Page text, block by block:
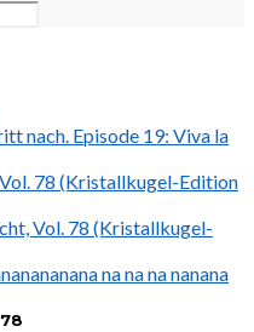
nach. Episode 19: Viva la
78 (Kristallkugel-Edition
Vol. 78 (Kristallkugel-
na na na nanana